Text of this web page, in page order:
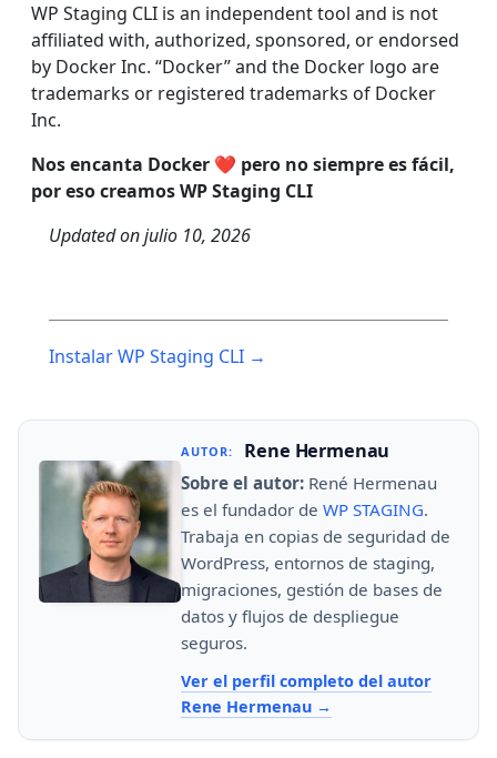
WP Staging CLI is an independent tool and is not
affiliated with, authorized, sponsored, or endorsed
by Docker Inc. “Docker” and the Docker logo are
trademarks or registered trademarks of Docker
Inc.
Nos encanta Docker ❤️ pero no siempre es fácil,
por eso creamos WP Staging CLI
Updated onjulio 10, 2026
navigation
Instalar WP Staging CLI →
AUTOR: Rene Hermenau
Sobre el autor: René Hermenau
es el fundador de WP STAGING.
Trabaja en copias de seguridad de
WordPress, entornos de staging,
migraciones, gestión de bases de
datos y flujos de despliegue
seguros.
Ver el perfil completo del autor
Rene Hermenau